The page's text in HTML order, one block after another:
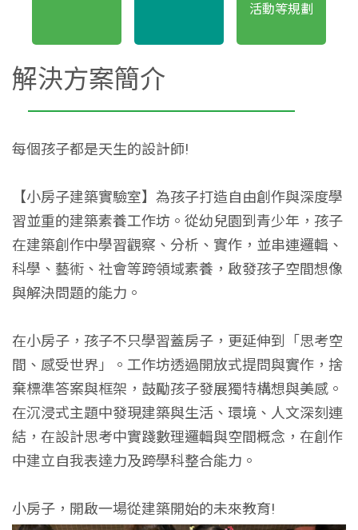
活動等規劃
解決方案簡介
每個孩子都是天生的設計師!
【小房子建築實驗室】為孩子打造自由創作與深度學
習並重的建築素養工作坊。從幼兒園到青少年，孩子
在建築創作中學習觀察、分析、實作，並串連邏輯、
科學、藝術、社會等跨領域素養，啟發孩子空間想像
與解決問題的能力。
在小房子，孩子不只學習蓋房子，更延伸到「思考空
間、感受世界」。工作坊透過開放式提問與實作，捨
棄標準答案與框架，鼓勵孩子發展獨特構想與美感。
在沉浸式主題中發現建築與生活、環境、人文深刻連
結，在設計思考中實踐數理邏輯與空間概念，在創作
中建立自我表達力及跨學科整合能力。
小房子，開啟一場從建築開始的未來教育!